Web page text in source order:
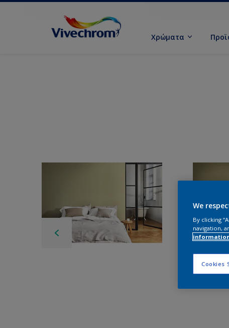
Χρώματα
We
By clicking
navigation,
Cookies